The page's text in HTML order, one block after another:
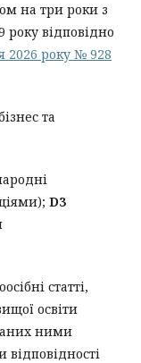
на три роки з
року відповідно
2026 року № 928
та
D3
статті,
освіти
ними
відповідності